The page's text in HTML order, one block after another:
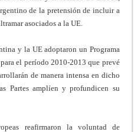
de la pretensión de incluir a
asociados a la UE.
y la UE adoptaron un Programa
el período 2010-2013 que prevé
de manera intensa en dicho
Partes amplíen y profundicen su
reafirmaron la voluntad de